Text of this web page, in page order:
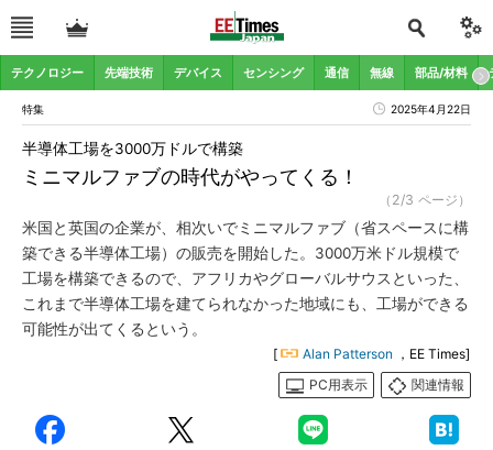
テクノロジー 先端技術 デバイス センシング 通信 無線 部品/材料
特集 2025年4月22日
ミニマルファブの時代がやってくる！
半導体工場を3000万ドルで構築
（2/3 ページ）
米国と英国の企業が、相次いでミニマルファブ（省スペースに構
築できる半導体工場）の販売を開始した。3000万米ドル規模で
工場を構築できるので、アフリカやグローバルサウスといった、
これまで半導体工場を建てられなかった地域にも、工場ができる
可能性が出てくるという。
[ Alan Patterson ，EE Times]
PC用表示
関連情報